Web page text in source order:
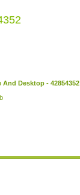
Desktop - 42854352